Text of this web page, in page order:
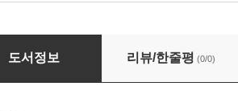
백광훈 풀어쓴 형사법전
도서정보 리뷰/한줄평 (0/0)